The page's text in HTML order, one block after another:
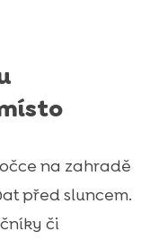
na zahradě
před sluncem.
či